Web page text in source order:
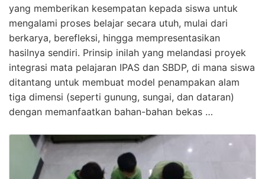
yang memberikan kesempatan kepada siswa untuk
mengalami proses belajar secara utuh, mulai dari
berkarya, berefleksi, hingga mempresentasikan
hasilnya sendiri. Prinsip inilah yang melandasi proyek
integrasi mata pelajaran IPAS dan SBDP, di mana siswa
ditantang untuk membuat model penampakan alam
tiga dimensi (seperti gunung, sungai, dan dataran)
dengan memanfaatkan bahan-bahan bekas …